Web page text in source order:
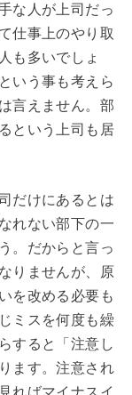
な人が上司だっ
仕事上のやり取
も多いでしょ
いう事も考えら
言えません。部
という上司も居
だけにあるとは
れない部下の一
。だからと言っ
りませんが、原
を改める必要も
ミスを何度も繰
すると「注意し
ます。注意され